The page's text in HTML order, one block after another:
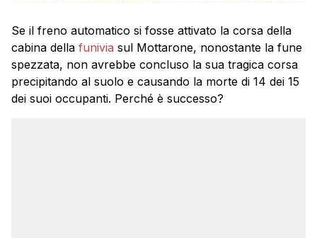
Se il freno automatico si fosse attivato la corsa della
cabina della funivia sul Mottarone, nonostante la fune
spezzata, non avrebbe concluso la sua tragica corsa
precipitando al suolo e causando la morte di 14 dei 15
dei suoi occupanti. Perché è successo?